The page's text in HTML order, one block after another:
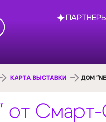
ПАРТНЕРЫ
КАРТА ВЫСТАВКИ ДОМ
от